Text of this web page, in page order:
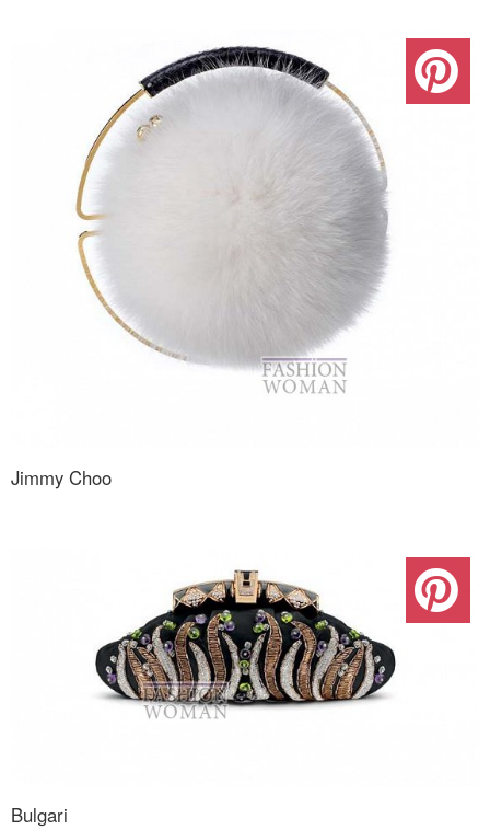
Jimmy Choo
Bulgari